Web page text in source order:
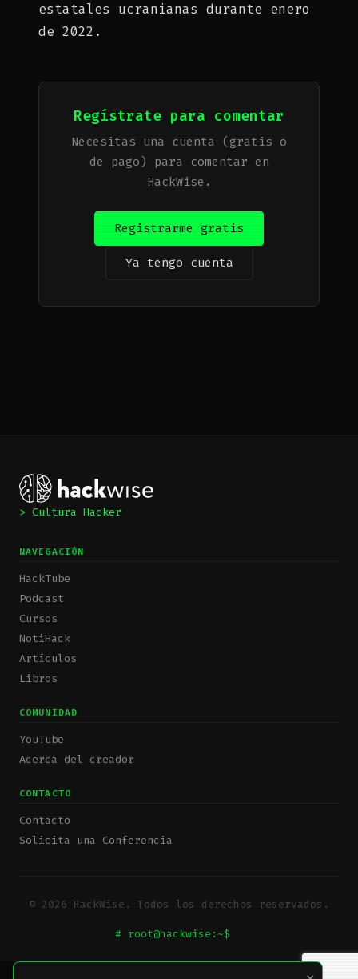
estatales ucranianas durante enero
de 2022.
Regístrate para comentar
Necesitas una cuenta (gratis o
de pago) para comentar en
HackWise.
Registrarme gratis
Ya tengo cuenta
> Cultura Hacker
NAVEGACIÓN
HackTube
Podcast
Cursos
NotiHack
Artículos
Libros
COMUNIDAD
YouTube
Acerca del creador
CONTACTO
Contacto
Solicita una Conferencia
© 2026 HackWise. Todos los derechos reservados.
# root@hackwise:~$